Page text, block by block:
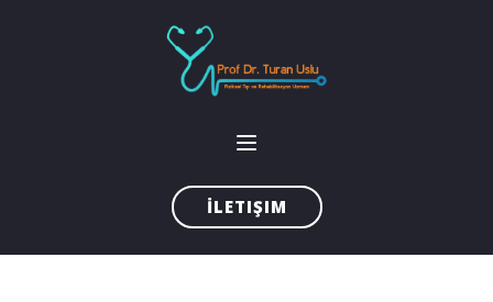
İLETIŞIM